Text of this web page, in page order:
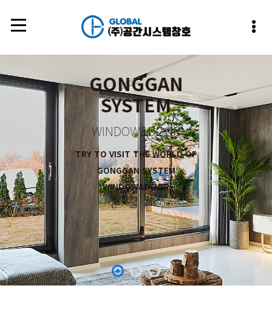
GONGGAN
SYSTEM
WINDOW&DOOR
TRY TO VISIT THE WORLD OF
GONGGAN SYSTEM
WINDOW&DOOR